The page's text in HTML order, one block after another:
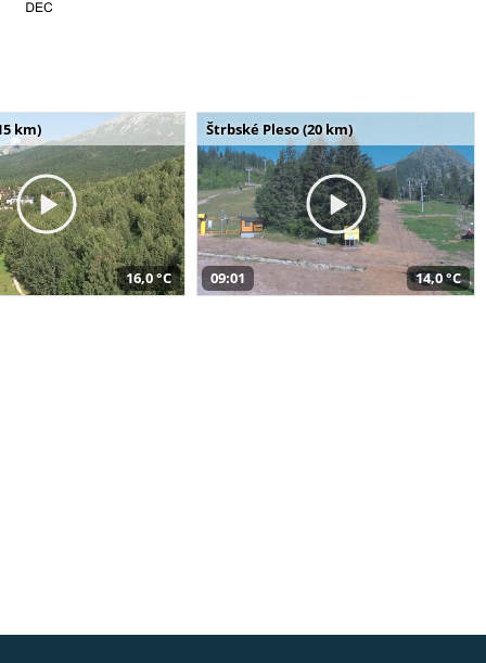
km)
16,0 °C
Štrbské Pleso (20 km)
09:01 14,0 °C